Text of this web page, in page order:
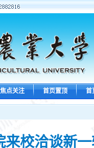
焦点关注 首页置顶 首
来校洽谈新